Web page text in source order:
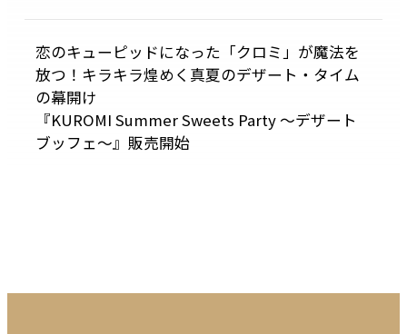
恋のキューピッドになった「クロミ」が魔法を
放つ！キラキラ煌めく真夏のデザート・タイム
の幕開け
『KUROMI Summer Sweets Party ～デザート
ブッフェ～』販売開始